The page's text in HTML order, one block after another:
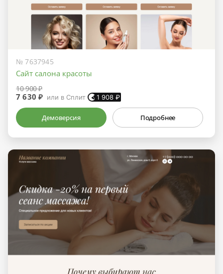
№ 7637945
Сайт салона красоты
10 900 ₽
7 630 ₽ или в Сплит 1 908 ₽
Демоверсия Подробнее